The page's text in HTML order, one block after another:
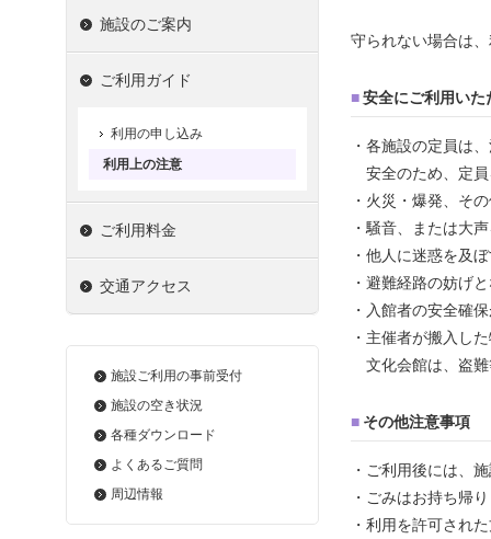
守られない場合は
■安全にご利用いた
・各施設の定員は
安全のため、定員
・火災・爆発、そ
・騒音、または大
・他人に迷惑を及
・避難経路の妨げ
・入館者の安全確
・主催者が搬入し
文化会館は、盗難
■ その他注意事項
・ご利用後には、
・ごみはお持ち帰
・利用を許可され
施設のご案内
ご利用ガイド
利用の申し込み
利用上の注意
ご利用料金
交通アクセス
施設ご利用の事前受付
施設の空き状況
各種ダウンロード
よくあるご質問
周辺情報